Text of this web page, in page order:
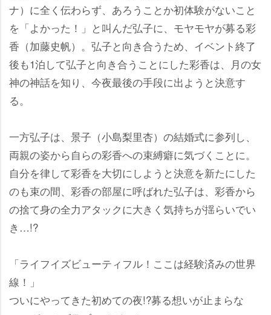
ナ）に全く伝わらず、あろうことか初体験がないこと
を「よかった！」と叫んだ弘子に、モヤモヤが募る彩
香（加藤史帆）。弘子と向き合うため、イベント終了
後も1泊して弘子と向き合うことにした彩香は、月の女
神の神話を知り、今夜最後の手段に出ようと決意す
る。
一方弘子は、景子（小島梨里杏）の結婚式に参列し、
両親の姿から自らの彩香への束縛癖に気づくことに。
自分を律して彩香を大切にしようと決意を新たにした
のも束の間、彩香の部屋に呼ばれた弘子は、彩香から
の捨て身の全力アタックに大きく気持ちが揺らいでい
き…!?
「ライフイズビューティフル！ここは経験済みの世界
線！」
ついにやってきた初めての夜!?募る想いが止まらな